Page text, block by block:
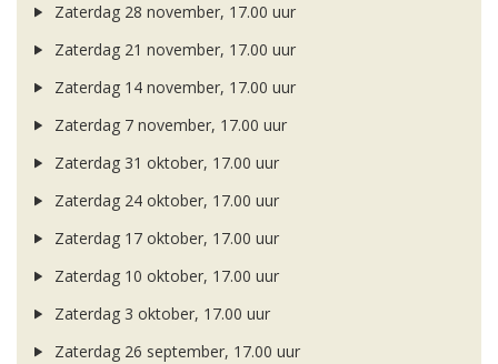
Zaterdag 28 november, 17.00 uur
Zaterdag 21 november, 17.00 uur
Zaterdag 14 november, 17.00 uur
Zaterdag 7 november, 17.00 uur
Zaterdag 31 oktober, 17.00 uur
Zaterdag 24 oktober, 17.00 uur
Zaterdag 17 oktober, 17.00 uur
Zaterdag 10 oktober, 17.00 uur
Zaterdag 3 oktober, 17.00 uur
Zaterdag 26 september, 17.00 uur